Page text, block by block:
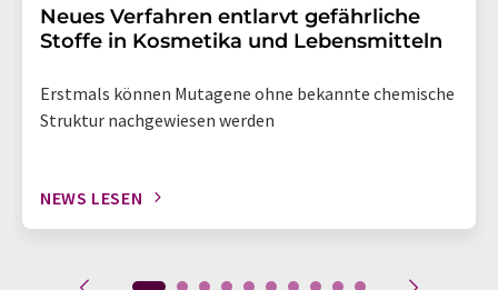
Neues Verfahren entlarvt gefährliche
Stoffe in Kosmetika und Lebensmitteln
Erstmals können Mutagene ohne bekannte chemische
Struktur nachgewiesen werden
NEWS LESEN